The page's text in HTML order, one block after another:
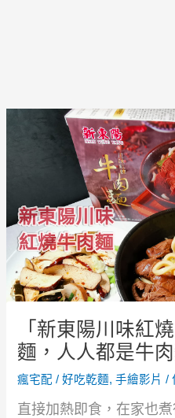
「新東陽川味紅
麵，人人都是牛
瘋宅配 /好吃乾麵,手繪影片 /
直接加熱即食，在家也